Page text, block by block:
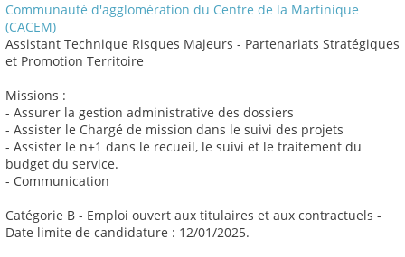
Communauté d'agglomération du Centre de la Martinique
(CACEM)
Assistant Technique Risques Majeurs - Partenariats Stratégiques
et Promotion Territoire
Missions :
- Assurer la gestion administrative des dossiers
- Assister le Chargé de mission dans le suivi des projets
- Assister le n+1 dans le recueil, le suivi et le traitement du
budget du service.
- Communication
Catégorie B - Emploi ouvert aux titulaires et aux contractuels -
Date limite de candidature : 12/01/2025.